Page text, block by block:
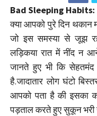
Bad Sleeping Habits:
क्या आपको पुरे दिन
जो इस समस्या से जूझ
लड़िकया रात में नींद न
जानते हुए भी कि
है.जादातार लोग घंटो
आपको पता है की इसका
पड़ताल करते हुए सुकून